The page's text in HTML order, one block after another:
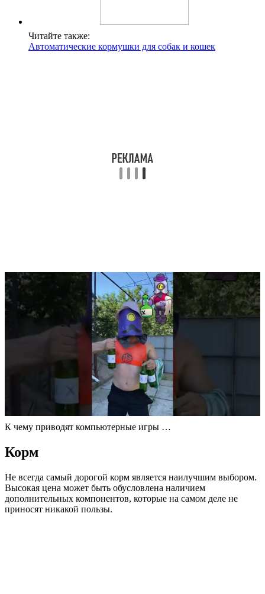
Читайте также:
Автоматические кормушки для собак и кошек
К чему приводят компьютерные игры …
Корм
Не всегда самый дорогой корм является наилучшим выбором.
Высокая цена может быть обусловлена наличием
дополнительных компонентов, которые на самом деле не
приносят никакой пользы.